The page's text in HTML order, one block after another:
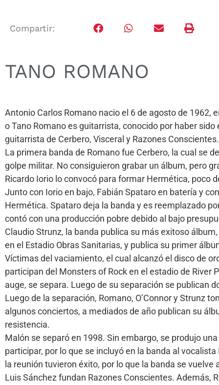
Compartir:
TANO ROMANO
Antonio Carlos Romano nacio el 6 de agosto de 1962,
o Tano Romano es guitarrista, conocido por haber
guitarrista de Cerbero, Visceral y Razones
La primera banda de Romano fue Cerbero, la cual se
golpe militar. No consiguieron grabar un álbum, pero
Ricardo Iorio lo convocó para formar Hermética, poco
Junto con Iorio en bajo, Fabián Spataro en batería y
Hermética. Spataro deja la banda y es reemplazado
contó con una producción pobre debido al bajo
Claudio Strunz, la banda publica su más exitoso
en el Estadio Obras Sanitarias, y publica su primer
Víctimas del vaciamiento, el cual alcanzó el disco de
participan del Monsters of Rock en el estadio de River
auge, se separa. Luego de su separación se publican
Luego de la separación, Romano, O’Connor y Strunz
algunos conciertos, a mediados de año publican su
resistencia.
Malón se separó en 1998. Sin embargo, se produjo
participar, por lo que se incluyó en la banda al
la reunión tuvieron éxito, por lo que la banda se
Luis Sánchez fundan Razones Conscientes. Además,